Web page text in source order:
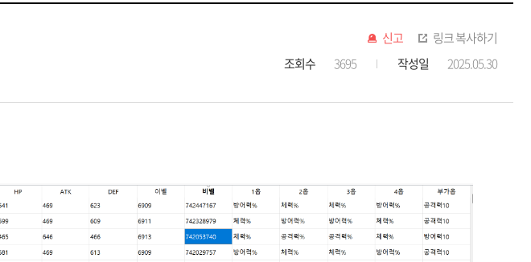
신고
링크 복사하기
조회수
3695 작성일 2025.05.30